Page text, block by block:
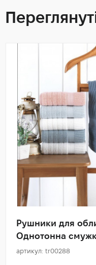
Рушники для
Однотонна
артикул: tr00288